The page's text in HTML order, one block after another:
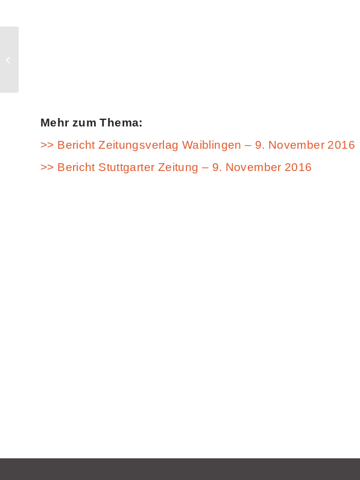
Mehr zum Thema:
>> Bericht Zeitungsverlag Waiblingen – 9. November 2016
>> Bericht Stuttgarter Zeitung – 9. November 2016